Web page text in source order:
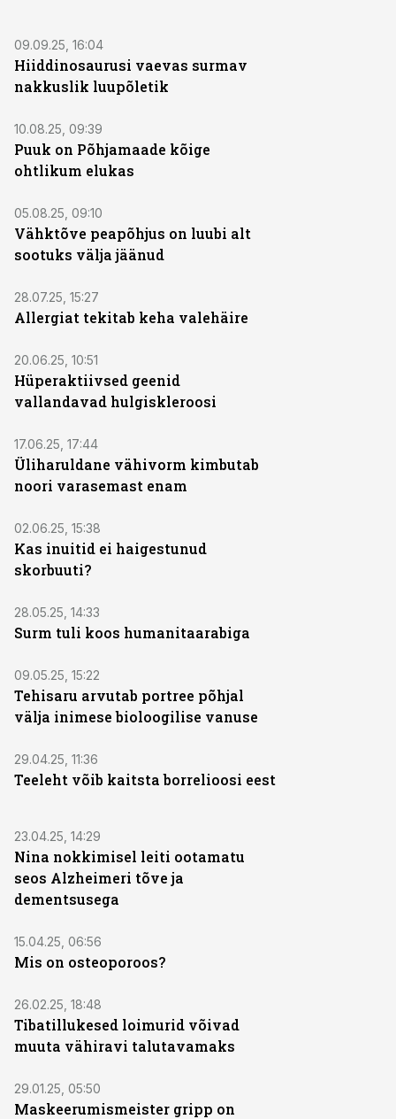
09.09.25, 16:04
Hiiddinosaurusi vaevas surmav
nakkuslik luupõletik
10.08.25, 09:39
Puuk on Põhjamaade kõige
ohtlikum elukas
05.08.25, 09:10
Vähktõve peapõhjus on luubi alt
sootuks välja jäänud
28.07.25, 15:27
Allergiat tekitab keha valehäire
20.06.25, 10:51
Hüperaktiivsed geenid
vallandavad hulgiskleroosi
17.06.25, 17:44
Üliharuldane vähivorm kimbutab
noori varasemast enam
02.06.25, 15:38
Kas inuitid ei haigestunud
skorbuuti?
28.05.25, 14:33
Surm tuli koos humanitaarabiga
09.05.25, 15:22
Tehisaru arvutab portree põhjal
välja inimese bioloogilise vanuse
29.04.25, 11:36
Teeleht võib kaitsta borrelioosi eest
23.04.25, 14:29
Nina nokkimisel leiti ootamatu
seos Alzheimeri tõve ja
dementsusega
15.04.25, 06:56
Mis on osteoporoos?
26.02.25, 18:48
Tibatillukesed loimurid võivad
muuta vähiravi talutavamaks
29.01.25, 05:50
Maskeerumismeister gripp on